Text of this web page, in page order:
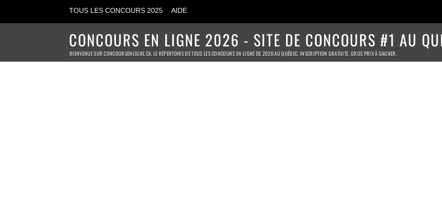
TOUS LES CONCOURS 2025 AIDE
CONCOURS EN LIGNE 2026 - SITE DE CONCOURS #1 AU
BIENVENUE SUR CONCOURSENLIGNE.CA. LE RÉPERTOIRE DE TOUS LES CONCOURS EN LIGNE DE 2026 AU QUÉBEC. INSCRIPTION GRATUITE. GROS PRIX À GAGNER.